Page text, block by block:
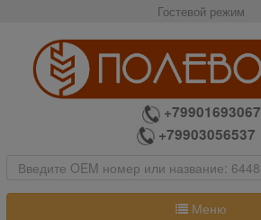
Гостевой режим
+79901693067
+79903056537
Меню